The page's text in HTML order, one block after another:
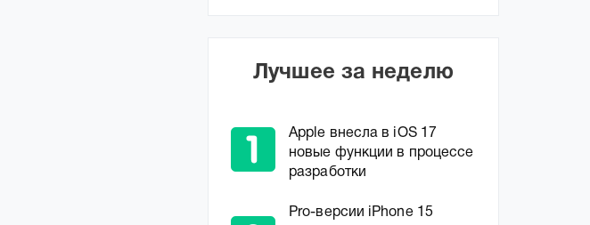
Лучшее за неделю
Apple внесла в iOS 17
новые функции в процессе
разработки
Pro-версии iPhone 15